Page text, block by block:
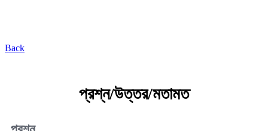
Back
প্রশ্ন/উত্তর/মতামত